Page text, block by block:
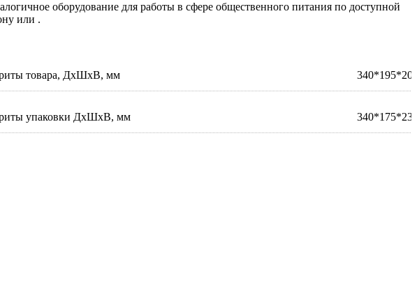
оборудование для работы в сфере общественного питания по доступной
или .
товара, ДхШхВ, мм
упаковки ДхШхВ, мм